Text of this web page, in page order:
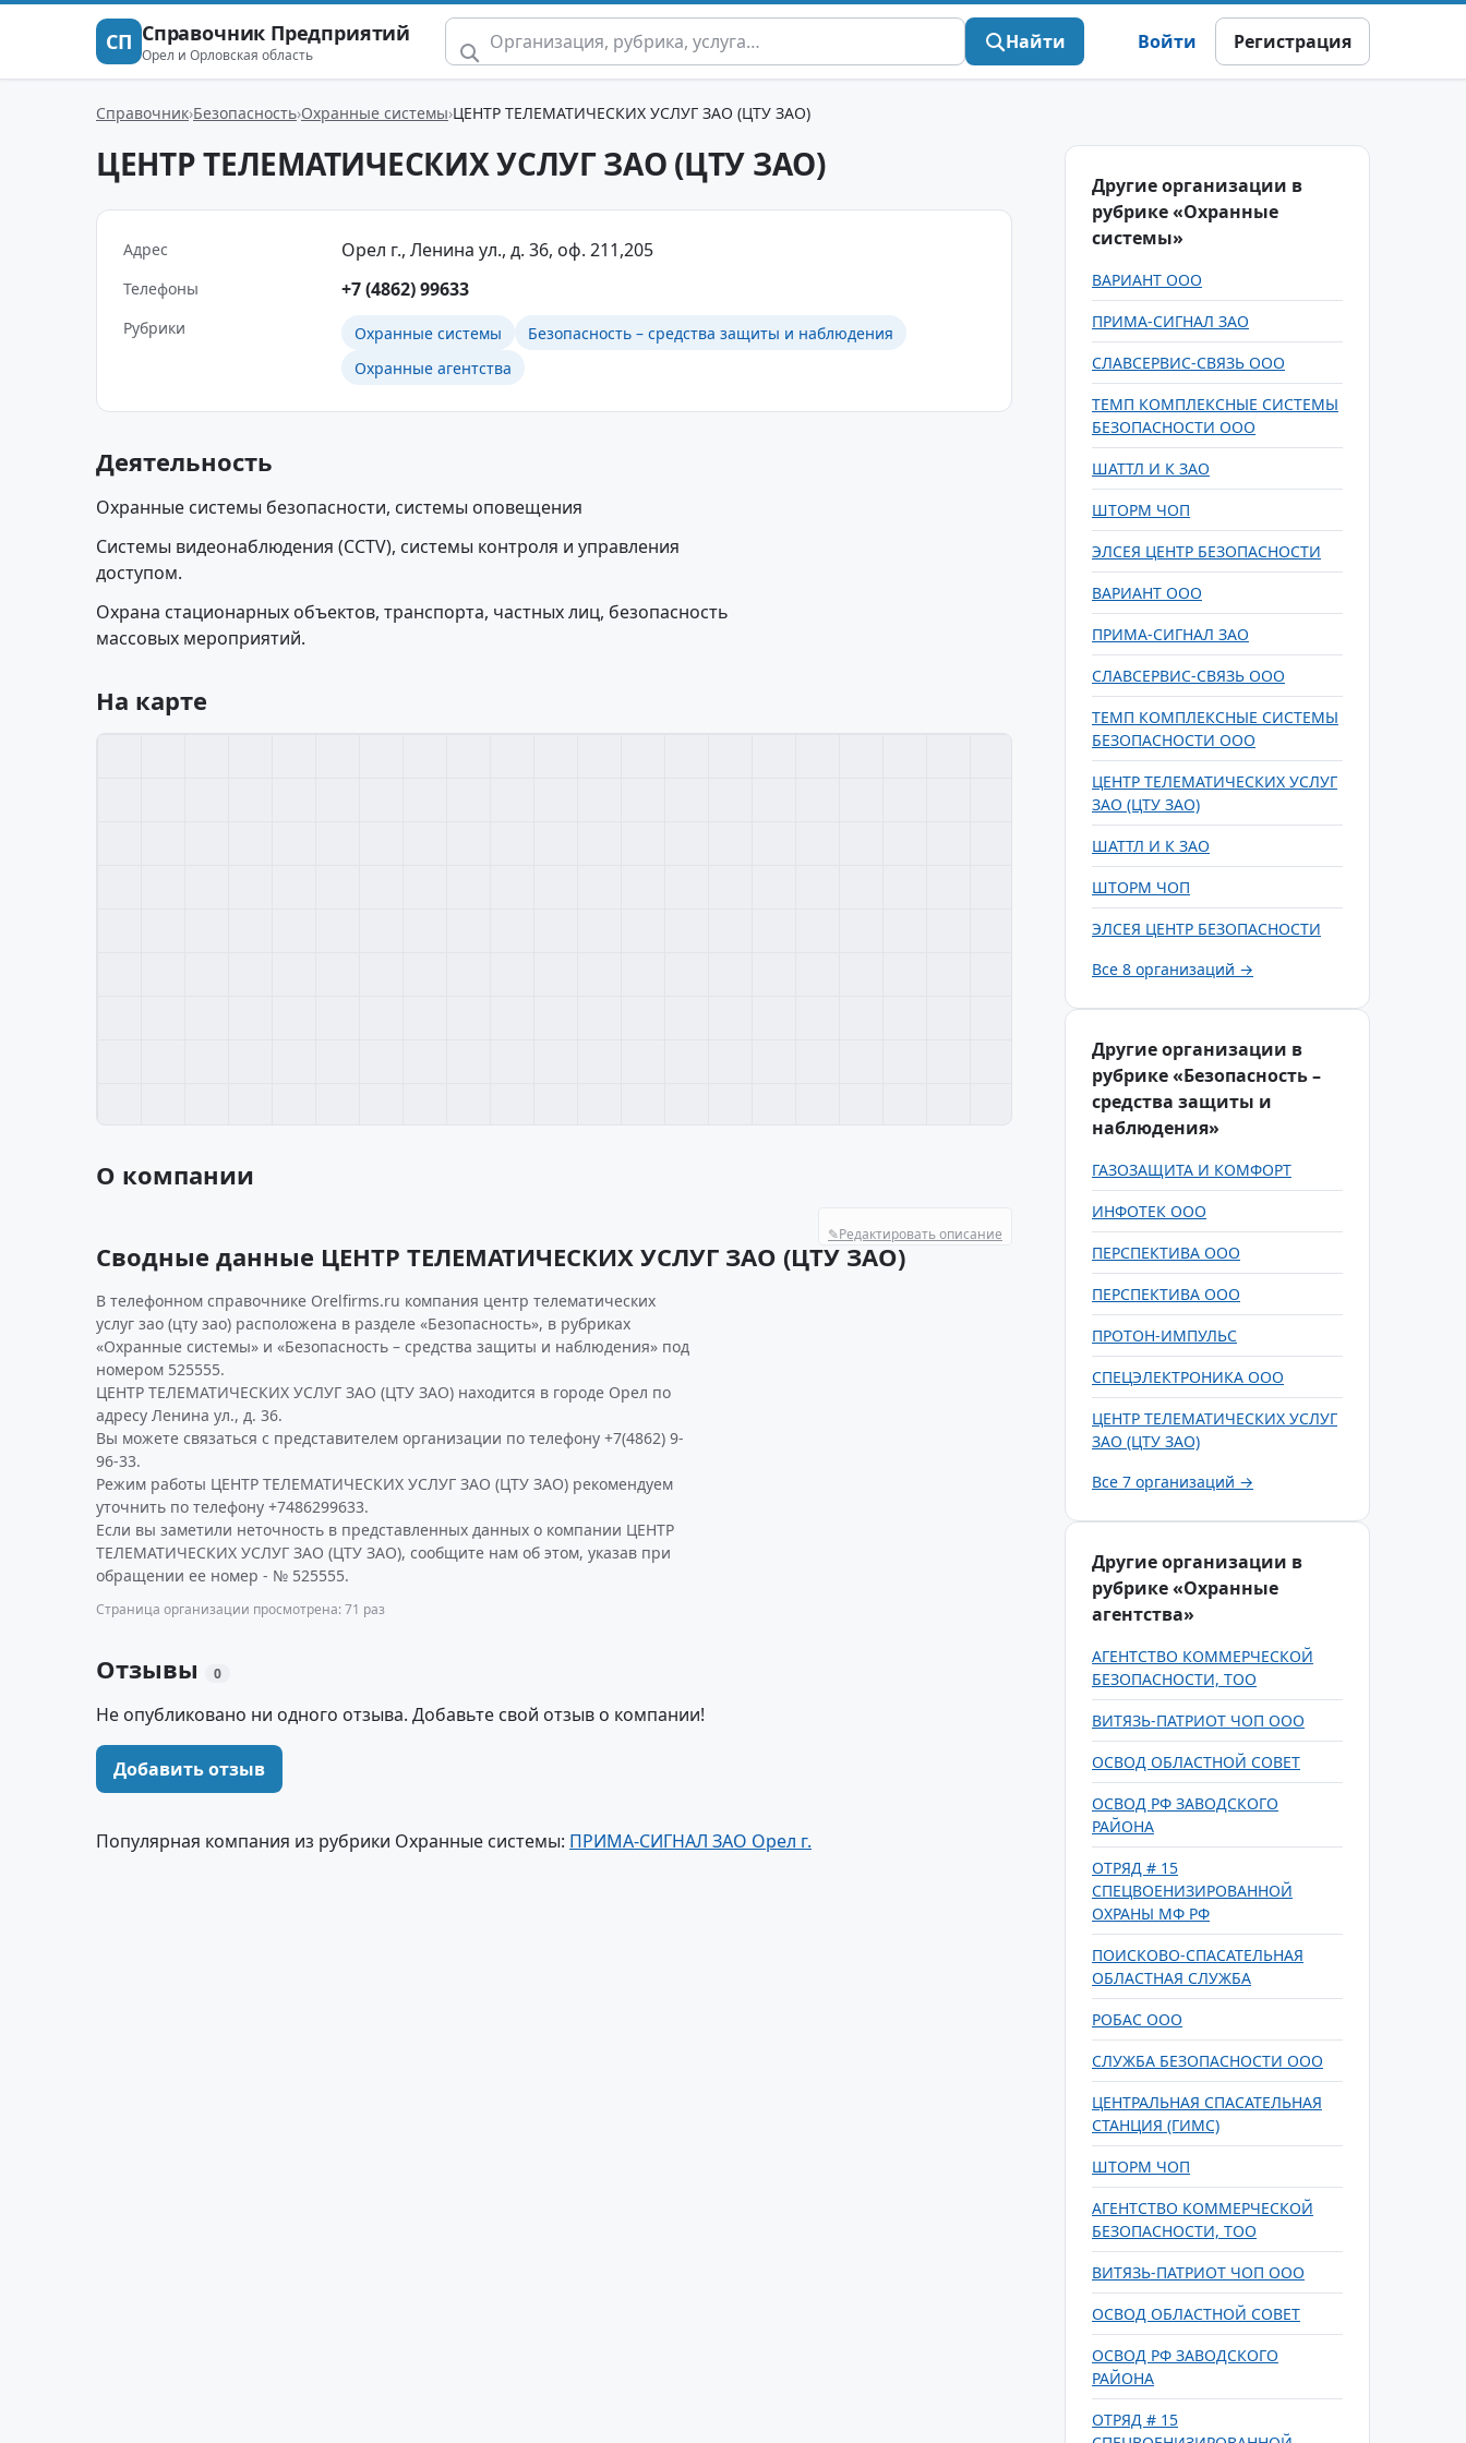
СП Справочник Предприятий
Орел и Орловская область
Найти Войти Регистрация
Справочник Безопасность Охранные системы ЦЕНТР ТЕЛЕМАТИЧЕСКИХ УСЛУГ ЗАО (ЦТУ ЗАО)
ЦЕНТР ТЕЛЕМАТИЧЕСКИХ УСЛУГ ЗАО (ЦТУ ЗАО)
Адрес Орел г., Ленина ул., д. 36, оф. 211,205
Телефоны +7 (4862) 99633
Рубрики Охранные системы
Безопасность – средства защиты и наблюдения
Охранные агентства
Деятельность
Охранные системы безопасности, системы оповещения
Системы видеонаблюдения (CCTV), системы контроля и управления
доступом.
Охрана стационарных объектов, транспорта, частных лиц, безопасность
массовых мероприятий.
На карте
О компании
✎Редактировать описание
Сводные данные ЦЕНТР ТЕЛЕМАТИЧЕСКИХ УСЛУГ ЗАО (ЦТУ ЗАО)
В телефонном справочнике Orelfirms.ru компания центр телематических
услуг зао (цту зао) расположена в разделе «Безопасность», в рубриках
«Охранные системы» и «Безопасность – средства защиты и наблюдения» под
номером 525555.
ЦЕНТР ТЕЛЕМАТИЧЕСКИХ УСЛУГ ЗАО (ЦТУ ЗАО) находится в городе Орел по
адресу Ленина ул., д. 36.
Вы можете связаться с представителем организации по телефону +7(4862) 9-
96-33.
Режим работы ЦЕНТР ТЕЛЕМАТИЧЕСКИХ УСЛУГ ЗАО (ЦТУ ЗАО) рекомендуем
уточнить по телефону +7486299633.
Если вы заметили неточность в представленных данных о компании ЦЕНТР
ТЕЛЕМАТИЧЕСКИХ УСЛУГ ЗАО (ЦТУ ЗАО), сообщите нам об этом, указав при
обращении ее номер - № 525555.
Страница организации просмотрена: 71 раз
Отзывы 0
Не опубликовано ни одного отзыва. Добавьте свой отзыв о компании!
Добавить отзыв
Популярная компания из рубрики Охранные системы: ПРИМА-СИГНАЛ ЗАО Орел г.
Другие организации в
рубрике «Охранные
системы»
ВАРИАНТ ООО
ПРИМА-СИГНАЛ ЗАО
СЛАВСЕРВИС-СВЯЗЬ ООО
ТЕМП КОМПЛЕКСНЫЕ СИСТЕМЫ
БЕЗОПАСНОСТИ ООО
ШАТТЛ И К ЗАО
ШТОРМ ЧОП
ЭЛСЕЯ ЦЕНТР БЕЗОПАСНОСТИ
ВАРИАНТ ООО
ПРИМА-СИГНАЛ ЗАО
СЛАВСЕРВИС-СВЯЗЬ ООО
ТЕМП КОМПЛЕКСНЫЕ СИСТЕМЫ
БЕЗОПАСНОСТИ ООО
ЦЕНТР ТЕЛЕМАТИЧЕСКИХ УСЛУГ
ЗАО (ЦТУ ЗАО)
ШАТТЛ И К ЗАО
ШТОРМ ЧОП
ЭЛСЕЯ ЦЕНТР БЕЗОПАСНОСТИ
Все 8 организаций →
Другие организации в
рубрике «Безопасность –
средства защиты и
наблюдения»
ГАЗОЗАЩИТА И КОМФОРТ
ИНФОТЕК ООО
ПЕРСПЕКТИВА ООО
ПЕРСПЕКТИВА ООО
ПРОТОН-ИМПУЛЬС
СПЕЦЭЛЕКТРОНИКА ООО
ЦЕНТР ТЕЛЕМАТИЧЕСКИХ УСЛУГ
ЗАО (ЦТУ ЗАО)
Все 7 организаций →
Другие организации в
рубрике «Охранные
агентства»
АГЕНТСТВО КОММЕРЧЕСКОЙ
БЕЗОПАСНОСТИ, ТОО
ВИТЯЗЬ-ПАТРИОТ ЧОП ООО
ОСВОД ОБЛАСТНОЙ СОВЕТ
ОСВОД РФ ЗАВОДСКОГО
РАЙОНА
ОТРЯД # 15
СПЕЦВОЕНИЗИРОВАННОЙ
ОХРАНЫ МФ РФ
ПОИСКОВО-СПАСАТЕЛЬНАЯ
ОБЛАСТНАЯ СЛУЖБА
РОБАС ООО
СЛУЖБА БЕЗОПАСНОСТИ ООО
ЦЕНТРАЛЬНАЯ СПАСАТЕЛЬНАЯ
СТАНЦИЯ (ГИМС)
ШТОРМ ЧОП
АГЕНТСТВО КОММЕРЧЕСКОЙ
БЕЗОПАСНОСТИ, ТОО
ВИТЯЗЬ-ПАТРИОТ ЧОП ООО
ОСВОД ОБЛАСТНОЙ СОВЕТ
ОСВОД РФ ЗАВОДСКОГО
РАЙОНА
ОТРЯД # 15